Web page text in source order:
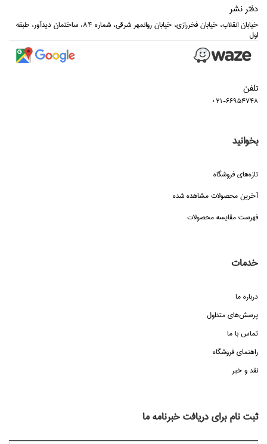
دفتر نشر
خيابان انقلاب، خيابان فخررازي، خيابان روانمهر شرقي، شماره 84، ساختمان ديدآور، طبقه
اول
تلفن
021-66954748
بخوانید
تازه‌هاي فروشگاه
آخرین محصولات مشاهده شده
فهرست مقایسه محصولات
خدمات
درباره ما
پرسش‌هاي متداول
تماس با ما
راهنماي فروشگاه
نقد و خبر
ثبت نام برای دریافت خبرنامه ما